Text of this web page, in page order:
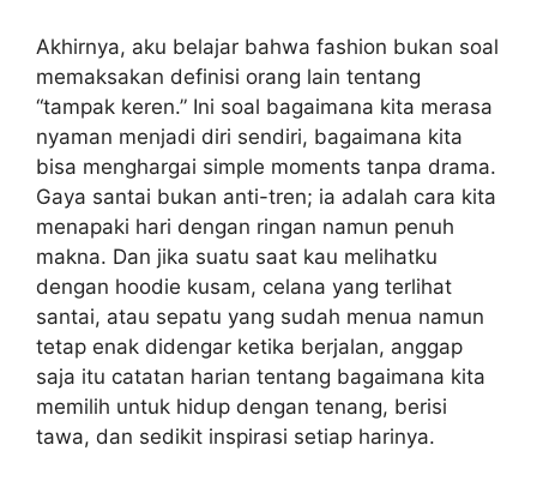
Akhirnya, aku belajar bahwa fashion bukan soal
memaksakan definisi orang lain tentang
“tampak keren.” Ini soal bagaimana kita merasa
nyaman menjadi diri sendiri, bagaimana kita
bisa menghargai simple moments tanpa drama.
Gaya santai bukan anti-tren; ia adalah cara kita
menapaki hari dengan ringan namun penuh
makna. Dan jika suatu saat kau melihatku
dengan hoodie kusam, celana yang terlihat
santai, atau sepatu yang sudah menua namun
tetap enak didengar ketika berjalan, anggap
saja itu catatan harian tentang bagaimana kita
memilih untuk hidup dengan tenang, berisi
tawa, dan sedikit inspirasi setiap harinya.